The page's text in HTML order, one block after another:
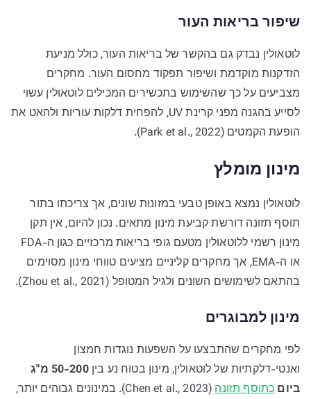
שיפור בריאות העור
לוטאולין נבדק גם בהקשר של בריאות העור, כולל מניעת
הזדקנות מוקדמת ושיפור תפקוד מחסום העור. מחקרים
מצביעים על כך שהשימוש בתכשירים המכילים לוטאולין עשוי
לסייע בהגנה מפני קרינת UV, להפחית דלקות עוריות ולהאט את
הופעת הקמטים (Park et al., 2022).
מינון מומלץ
לוטאולין נמצא באופן טבעי במזונות שונים, אך צריכתו בתור
תוסף תזונה דורשת קביעת מינון מתאים. נכון להיום, אין תקן
מינון רשמי ללוטאולין מטעם גופי בריאות מרכזיים כגון ה-FDA
או ה-EMA, אך מחקרים קליניים מציעים טווחי מינון מסוימים
בהתאם לשימושים השונים ולגיל המטופל (Zhou et al., 2021).
מינון למבוגרים
לפי מחקרים שהתבצעו על השפעות נוגדות חמצון
ואנטי-דלקתיות של לוטאולין, מינון בטוח נע בין
50-200 מ"ג
ביוםכתוסף תזונה
(Chen et al., 2023). במינונים גבוהים יותר,